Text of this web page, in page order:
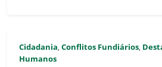
Cidadania, Conflitos Fundiários,
Humanos